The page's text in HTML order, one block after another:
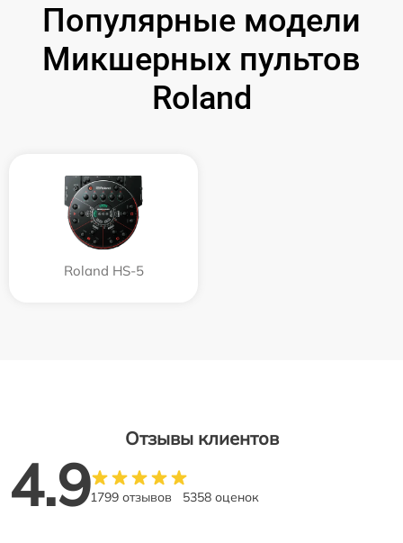
Популярные модели
Микшерных пультов
Roland
Roland HS-5
Отзывы клиентов
4.91799 отзывов 5358 оценок